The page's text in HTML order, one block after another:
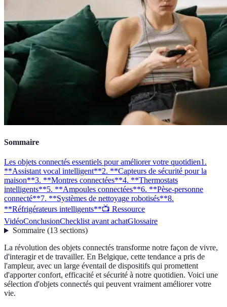
Sommaire
Les objets connectés essentiels pour améliorer votre quotidien1.
**Assistant vocal intelligent**2. **Capteurs de sécurité pour la
maison**3. **Montres connectées**4. **Thermostats
intelligents**5. **Ampoules connectées**6. **Pèse-personne
connecté**7. **Systèmes de nettoyage robotisés**8.
**Réfrigérateurs intelligents**📺 Ressource
VidéoConclusionChecklist avant achatGlossaire
Sommaire(13 sections)
La révolution des objets connectés transforme notre façon de vivre,
d'interagir et de travailler. En Belgique, cette tendance a pris de
l'ampleur, avec un large éventail de dispositifs qui promettent
d'apporter confort, efficacité et sécurité à notre quotidien. Voici une
sélection d'objets connectés qui peuvent vraiment améliorer votre
vie.